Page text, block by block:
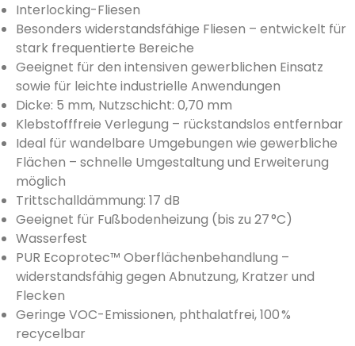
Interlocking-Fliesen
Besonders widerstandsfähige Fliesen – entwickelt für
stark frequentierte Bereiche
Geeignet für den intensiven gewerblichen Einsatz
sowie für leichte industrielle Anwendungen
Dicke: 5 mm, Nutzschicht: 0,70 mm
Klebstofffreie Verlegung – rückstandslos entfernbar
Ideal für wandelbare Umgebungen wie gewerbliche
Flächen – schnelle Umgestaltung und Erweiterung
möglich
Trittschalldämmung: 17 dB
Geeignet für Fußbodenheizung (bis zu 27 °C)
Wasserfest
PUR Ecoprotec™ Oberflächenbehandlung –
widerstandsfähig gegen Abnutzung, Kratzer und
Flecken
Geringe VOC-Emissionen, phthalatfrei, 100 %
recycelbar